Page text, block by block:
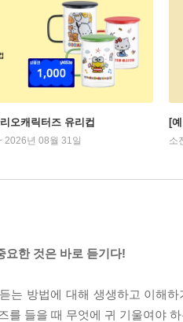
오캐릭터즈 유리컵
2026년 08월 31일
[
소
요한 것은 바로 듣기다!
는 방법에 대해 생생하고 이해
를 들을 때 무엇에 귀 기울여야